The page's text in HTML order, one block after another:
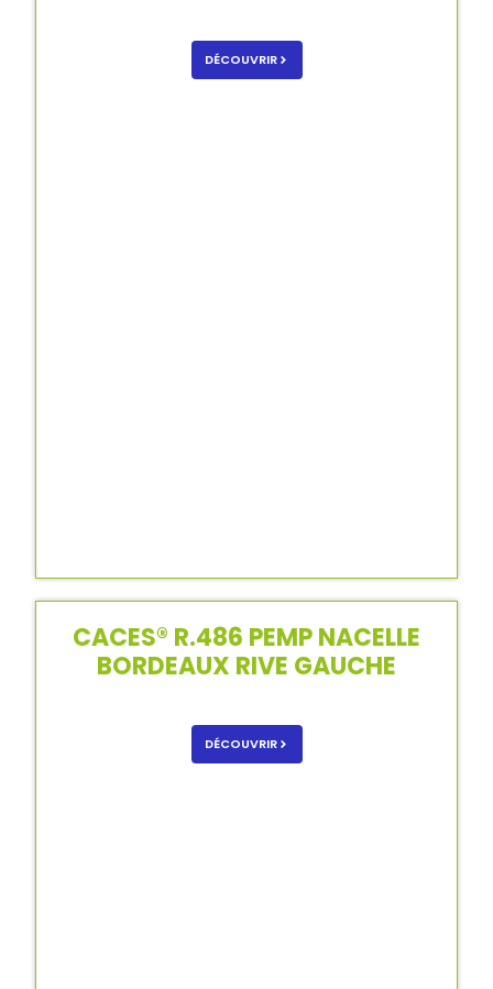
DÉCOUVRIR
CACES® R.486 PEMP NACELLE
BORDEAUX RIVE GAUCHE
DÉCOUVRIR